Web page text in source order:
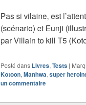
Pas si vilaine, est
(scénario) et Eunji
par Villain to kill T5
Posté dans Livres, Tests |
Kotoon, Manhwa, super
un commentaire